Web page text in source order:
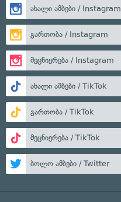
ახალი ამბები / Instagram
გართობა / Instagram
მეცნიერება / Instagram
ახალი ამბები / TikTok
გართობა / TikTok
მეცნიერება / TikTok
ბოლო ამბები / Twitter